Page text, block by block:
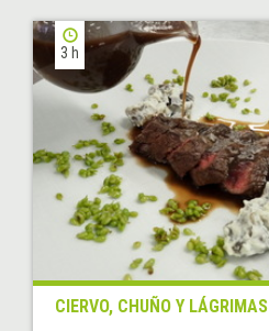
3 h
CIERVO, CHUÑO Y LÁGRIMAS